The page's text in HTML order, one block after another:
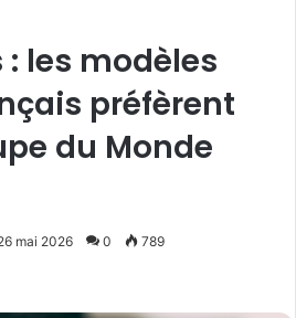
: les modèles
préfèrent
du Monde
mai 2026 0 789